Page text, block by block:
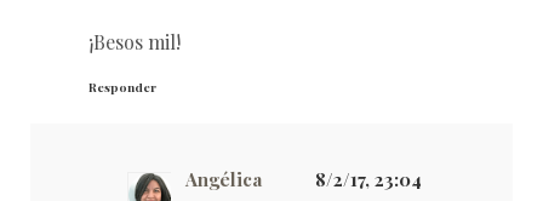
¡Besos mil!
Responder
Angélica 8/2/17, 23:04